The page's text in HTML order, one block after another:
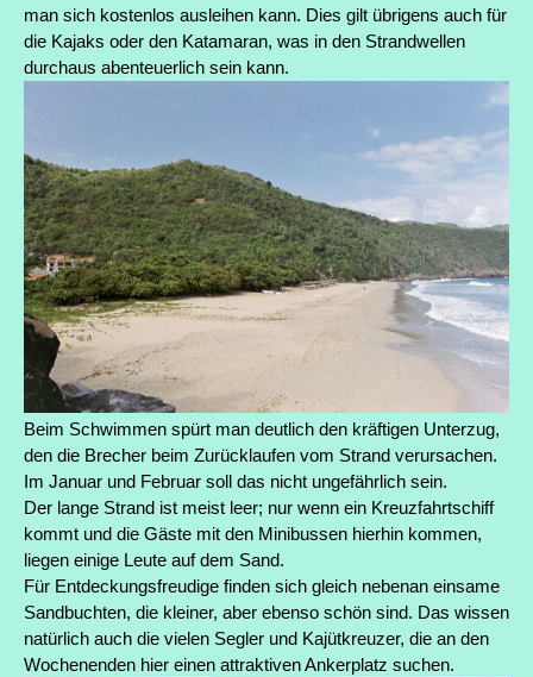
man sich kostenlos ausleihen kann. Dies gilt übrigens auch für
die Kajaks oder den Katamaran, was in den Strandwellen
durchaus abenteuerlich sein kann.
Beim Schwimmen spürt man deutlich den kräftigen Unterzug,
den die Brecher beim Zurücklaufen vom Strand verursachen.
Im Januar und Februar soll das nicht ungefährlich sein.
Der lange Strand ist meist leer; nur wenn ein Kreuzfahrtschiff
kommt und die Gäste mit den Minibussen hierhin kommen,
liegen einige Leute auf dem Sand.
Für Entdeckungsfreudige finden sich gleich nebenan einsame
Sandbuchten, die kleiner, aber ebenso schön sind. Das wissen
natürlich auch die vielen Segler und Kajütkreuzer, die an den
Wochenenden hier einen attraktiven Ankerplatz suchen.